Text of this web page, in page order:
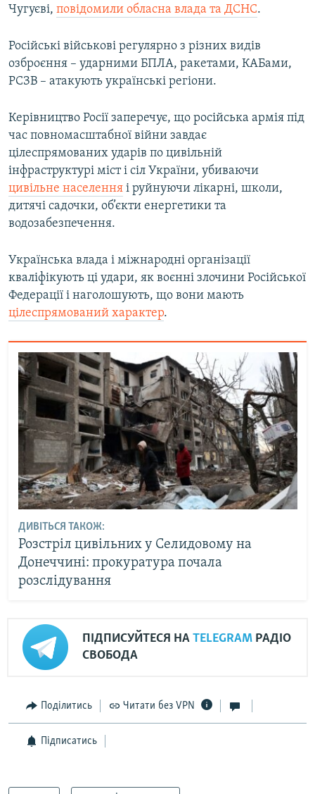
Чугуєві, повідомили обласна влада та ДСНС.
Російські військові регулярно з різних видів
озброєння – ударними БПЛА, ракетами, КАБами,
РСЗВ – атакують українські регіони.
Керівництво Росії заперечує, що російська армія під
час повномасштабної війни завдає
цілеспрямованих ударів по цивільній
інфраструктурі міст і сіл України, убиваючи
цивільне населення і руйнуючи лікарні, школи,
дитячі садочки, об’єкти енергетики та
водозабезпечення.
Українська влада і міжнародні організації
кваліфікують ці удари, як воєнні злочини Російської
Федерації і наголошують, що вони мають
цілеспрямований характер.
ДИВІТЬСЯ ТАКОЖ:
Розстріл цивільних у Селидовому на
Донеччині: прокуратура почала
розслідування
ПІДПИСУЙТЕСЯ НА TELEGRAM РАДІО
СВОБОДА
Поділитись Читати без VPN
Підписатись